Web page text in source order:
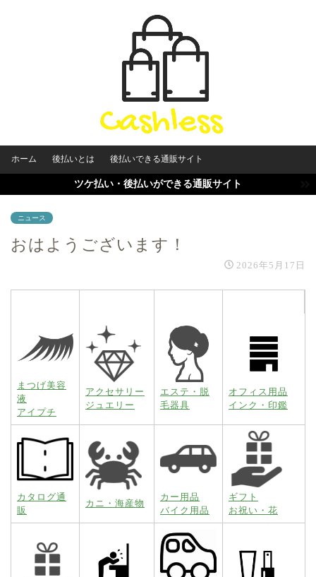
ホーム 後払いとは 後払いできる通販サイト
ツケ払い・後払いができる通販サイト
ニュース
おはようございます！
2026年5月17日
まつげ美容
液
アイプチ
アクセサリー
ジュエリー
エステ・脱
毛器具
オフィス用品
インク・印鑑
カタログ通
販
カニ・海産物
カー用品
バイク用品
ギフト
お祝い・花